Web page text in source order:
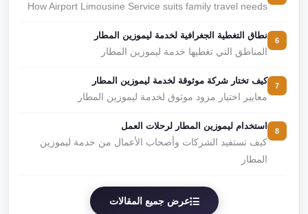
How Airport Limousine Service suits family travel needs
نطاق التغطية الجغرافية لخدمة ليموزين المطار
المناطق التي تغطيها خدمة ليموزين المطار
كيف تختار شركة موثوقة لخدمة ليموزين المطار
معايير اختيار مزود موثوق لخدمة ليموزين المطار
استخدام ليموزين المطار لرحلات العمل
كيف تستفيد الشركات وأصحاب الأعمال من خدمة ليموزين
المطار
عرض جميع المقالات